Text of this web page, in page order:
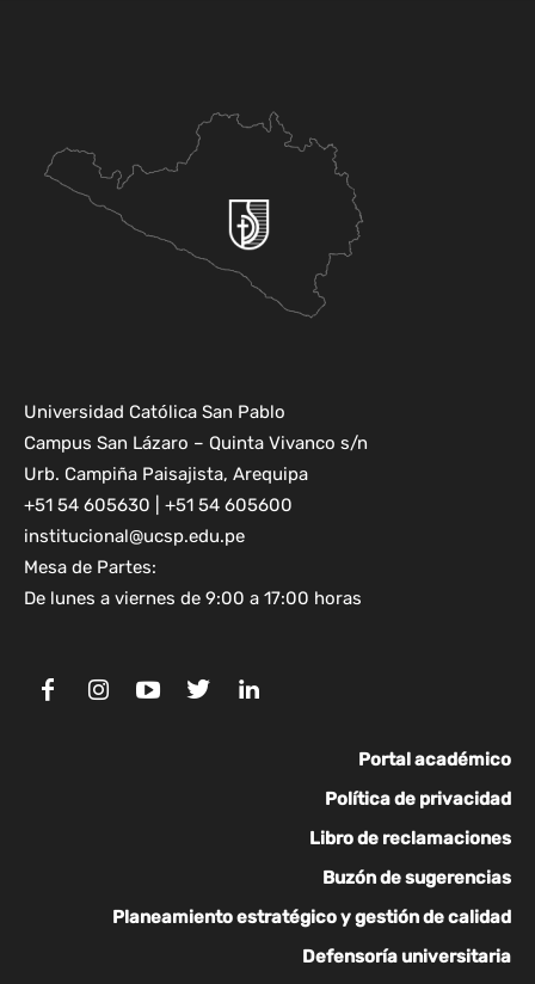
Universidad Católica San Pablo
Campus San Lázaro – Quinta Vivanco s/n
Urb. Campiña Paisajista, Arequipa
+51 54 605630 | +51 54 605600
institucional@ucsp.edu.pe
Mesa de Partes:
De lunes a viernes de 9:00 a 17:00 horas
Portal académico
Política de privacidad
Libro de reclamaciones
Buzón de sugerencias
Planeamiento estratégico y gestión de calidad
Defensoría universitaria